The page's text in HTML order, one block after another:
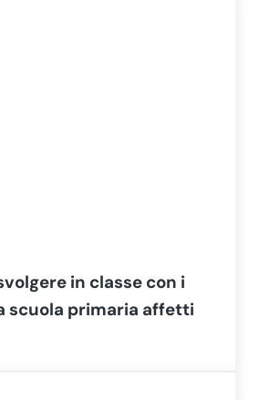
in classe con i
scuola primaria affetti